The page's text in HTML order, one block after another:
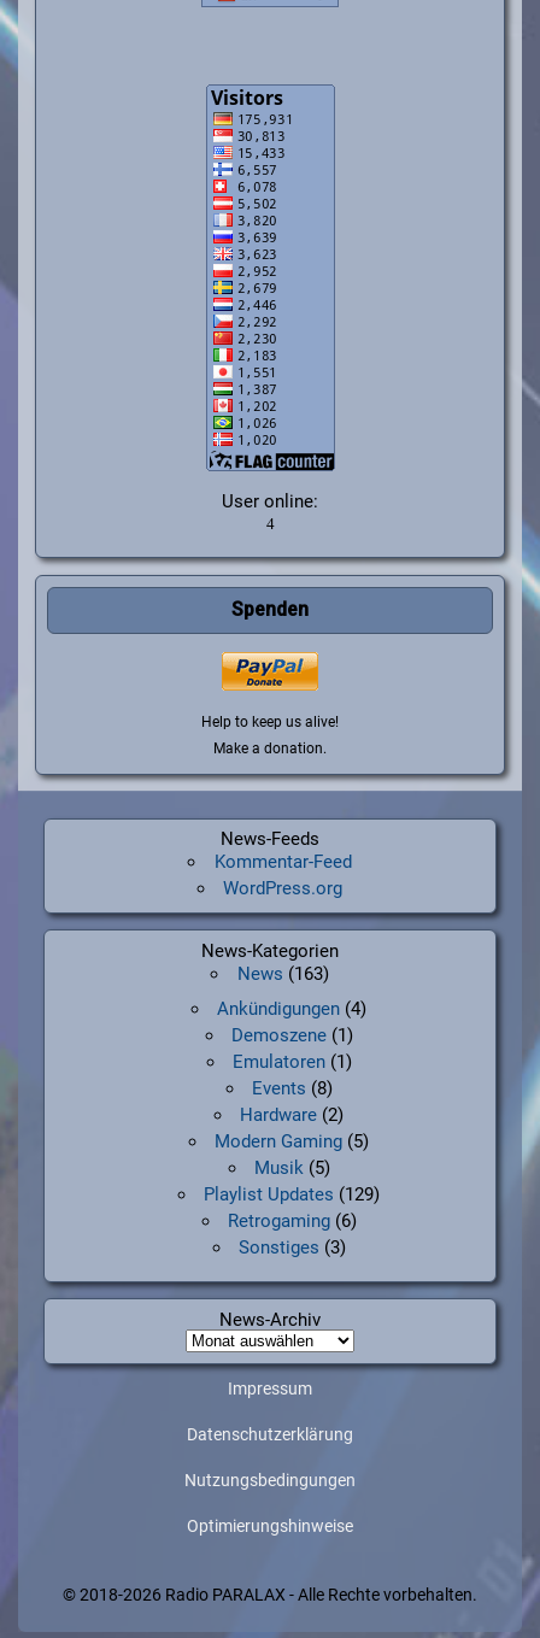
User online:
Spenden
Help to keep us alive!
Make a donation.
News-Feeds
Kommentar-Feed
WordPress.org
News-Kategorien
News (163)
Ankündigungen (4)
Demoszene(1)
Emulatoren(1)
Events (8)
Hardware (2)
Modern Gaming (5)
Musik(5)
Playlist Updates (129)
Retrogaming(6)
Sonstiges (3)
News-Archiv
News-
Archiv
Impressum
Datenschutzerklärung
Nutzungsbedingungen
Optimierungshinweise
© 2018-2026 Radio PARALAX - Alle Rechte vorbehalten.